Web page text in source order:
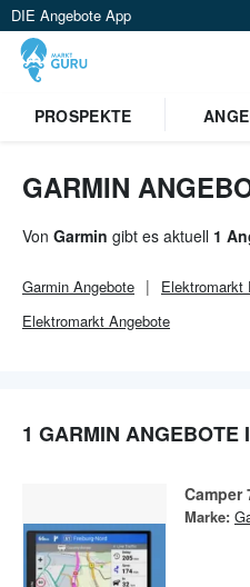
DIE Angebote App
PROSPEKTE
GARMIN
Von Garmin gibt es aktuell 1
Garmin Angebote Elektromarkt
Elektromarkt Angebote
1 GARMIN ANGEBOTE
Camper
Marke: